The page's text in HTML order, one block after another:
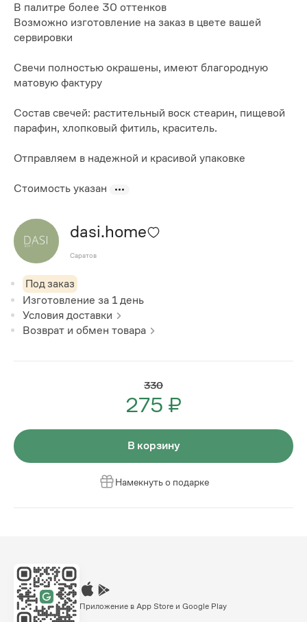
В палитре более 30 оттенков
Возможно изготовление на заказ в цвете вашей
сервировки
Свечи полностью окрашены, имеют благородную
матовую фактуру
Состав свечей: растительный воск стеарин, пищевой
парафин, хлопковый фитиль, краситель.
Отправляем в надежной и красивой упаковке
Стоимость указан
dasi.home
Саратов
Под заказ
Изготовление за 1 день
Условия доставки
Возврат и обмен товара
330
275 ₽
В корзину
Намекнуть о подарке
Приложение в App Store и Google Play